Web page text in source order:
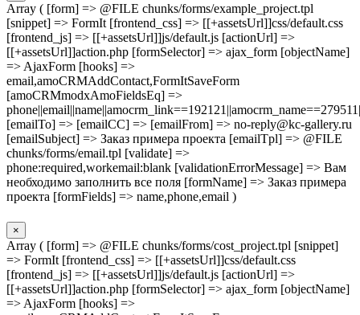
Array ( [form] => @FILE chunks/forms/example_project.tpl
[snippet] => FormIt [frontend_css] => [[+assetsUrl]]css/default.css
[frontend_js] => [[+assetsUrl]]js/default.js [actionUrl] =>
[[+assetsUrl]]action.php [formSelector] => ajax_form [objectName]
=> AjaxForm [hooks] =>
email,amoCRMAddContact,FormItSaveForm
[amoCRMmodxAmoFieldsEq] =>
[emailTo] => [emailCC] => [emailFrom] => no-reply@kc-gallery.ru
[emailSubject] => Заказ примера проекта [emailTpl] => @FILE
chunks/forms/email.tpl [validate] =>
phone:required,workemail:blank [validationErrorMessage] => Вам
необходимо заполнить все поля [formName] => Заказ примера
проекта [formFields] => name,phone,email )
×
Array ( [form] => @FILE chunks/forms/cost_project.tpl [snippet]
=> FormIt [frontend_css] => [[+assetsUrl]]css/default.css
[frontend_js] => [[+assetsUrl]]js/default.js [actionUrl] =>
[[+assetsUrl]]action.php [formSelector] => ajax_form [objectName]
=> AjaxForm [hooks] =>